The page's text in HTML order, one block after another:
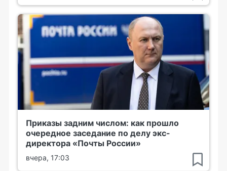
Приказы задним числом: как прошло
очередное заседание по делу экс-
директора «Почты России»
вчера, 17:03